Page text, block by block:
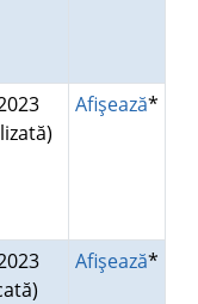
Afişează*
Afişează*